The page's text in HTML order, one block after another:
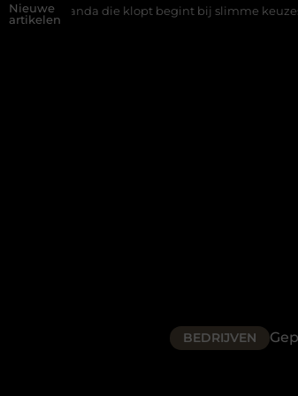
Nieuwe
artikelen
klopt begint bij slimme keuzes Waarom
BEDRIJVEN